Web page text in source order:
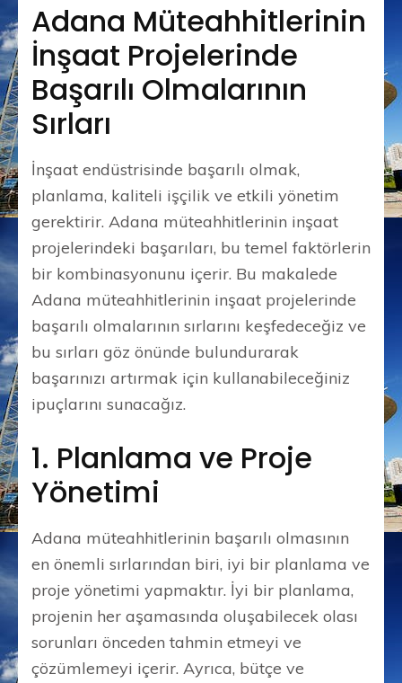
Adana Müteahhitlerinin
İnşaat Projelerinde
Başarılı Olmalarının
Sırları
İnşaat endüstrisinde başarılı olmak,
planlama, kaliteli işçilik ve etkili yönetim
gerektirir. Adana müteahhitlerinin inşaat
projelerindeki başarıları, bu temel faktörlerin
bir kombinasyonunu içerir. Bu makalede
Adana müteahhitlerinin inşaat projelerinde
başarılı olmalarının sırlarını keşfedeceğiz ve
bu sırları göz önünde bulundurarak
başarınızı artırmak için kullanabileceğiniz
ipuçlarını sunacağız.
1. Planlama ve Proje
Yönetimi
Adana müteahhitlerinin başarılı olmasının
en önemli sırlarından biri, iyi bir planlama ve
proje yönetimi yapmaktır. İyi bir planlama,
projenin her aşamasında oluşabilecek olası
sorunları önceden tahmin etmeyi ve
çözümlemeyi içerir. Ayrıca, bütçe ve